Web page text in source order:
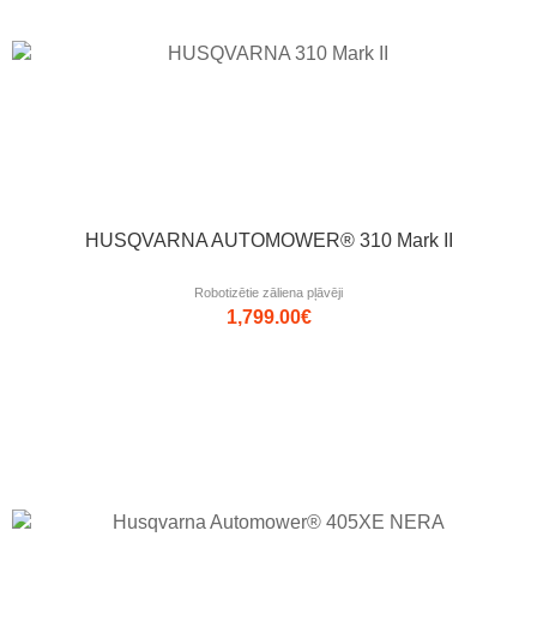
HUSQVARNA AUTOMOWER® 310 Mark II
Robotizētie zāliena pļāvēji
1,799.00€